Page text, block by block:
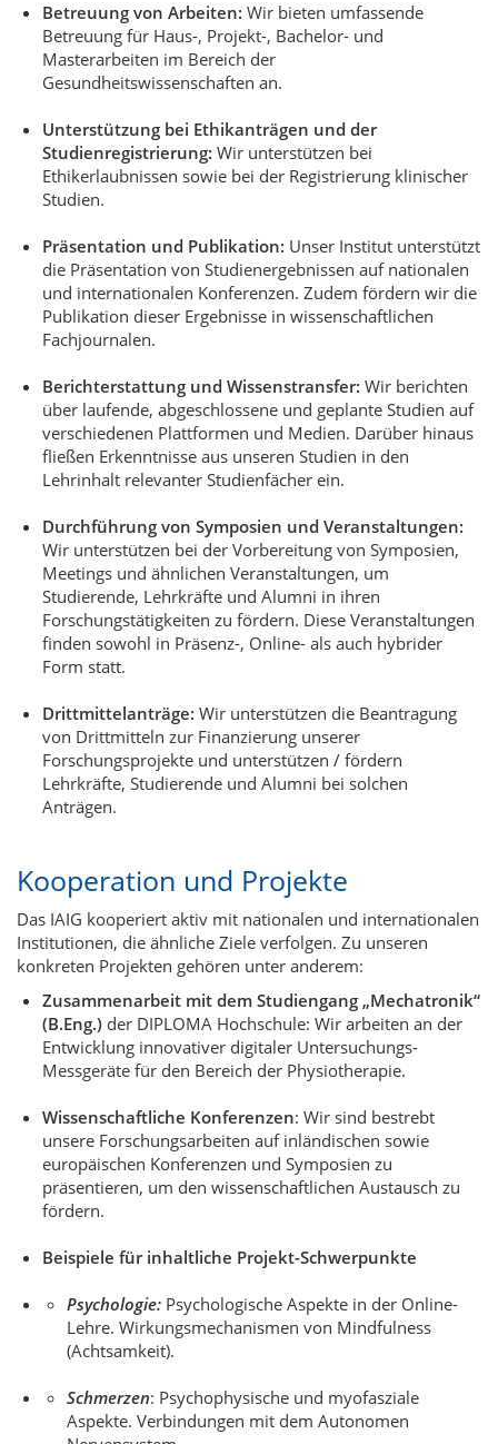
Betreuung von Arbeiten: Wir bieten umfassende
Betreuung für Haus-, Projekt-, Bachelor- und
Masterarbeiten im Bereich der
Gesundheitswissenschaften an.
Unterstützung bei Ethikanträgen und der
Studienregistrierung: Wir unterstützen bei
Ethikerlaubnissen sowie bei der Registrierung klinischer
Studien.
Präsentation und Publikation: Unser Institut unterstützt
die Präsentation von Studienergebnissen auf nationalen
und internationalen Konferenzen. Zudem fördern wir die
Publikation dieser Ergebnisse in wissenschaftlichen
Fachjournalen.
Berichterstattung und Wissenstransfer: Wir berichten
über laufende, abgeschlossene und geplante Studien auf
verschiedenen Plattformen und Medien. Darüber hinaus
fließen Erkenntnisse aus unseren Studien in den
Lehrinhalt relevanter Studienfächer ein.
Durchführung von Symposien und Veranstaltungen:
Wir unterstützen bei der Vorbereitung von Symposien,
Meetings und ähnlichen Veranstaltungen, um
Studierende, Lehrkräfte und Alumni in ihren
Forschungstätigkeiten zu fördern. Diese Veranstaltungen
finden sowohl in Präsenz-, Online- als auch hybrider
Form statt.
Drittmittelanträge: Wir unterstützen die Beantragung
von Drittmitteln zur Finanzierung unserer
Forschungsprojekte und unterstützen / fördern
Lehrkräfte, Studierende und Alumni bei solchen
Anträgen.
Kooperation und Projekte
Das IAIG kooperiert aktiv mit nationalen und internationalen
Institutionen, die ähnliche Ziele verfolgen. Zu unseren
konkreten Projekten gehören unter anderem:
Zusammenarbeit mit dem Studiengang „Mechatronik“
(B.Eng.)der DIPLOMA Hochschule: Wir arbeiten an der
Entwicklung innovativer digitaler Untersuchungs-
Messgeräte für den Bereich der Physiotherapie.
Wissenschaftliche Konferenzen: Wir sind bestrebt
unsere Forschungsarbeiten auf inländischen sowie
europäischen Konferenzen und Symposien zu
präsentieren, um den wissenschaftlichen Austausch zu
fördern.
Beispiele für inhaltliche Projekt-Schwerpunkte
Psychologie: Psychologische Aspekte in der Online-
Lehre. Wirkungsmechanismen von Mindfulness
(Achtsamkeit).
Schmerzen: Psychophysische und myofasziale
Aspekte. Verbindungen mit dem Autonomen